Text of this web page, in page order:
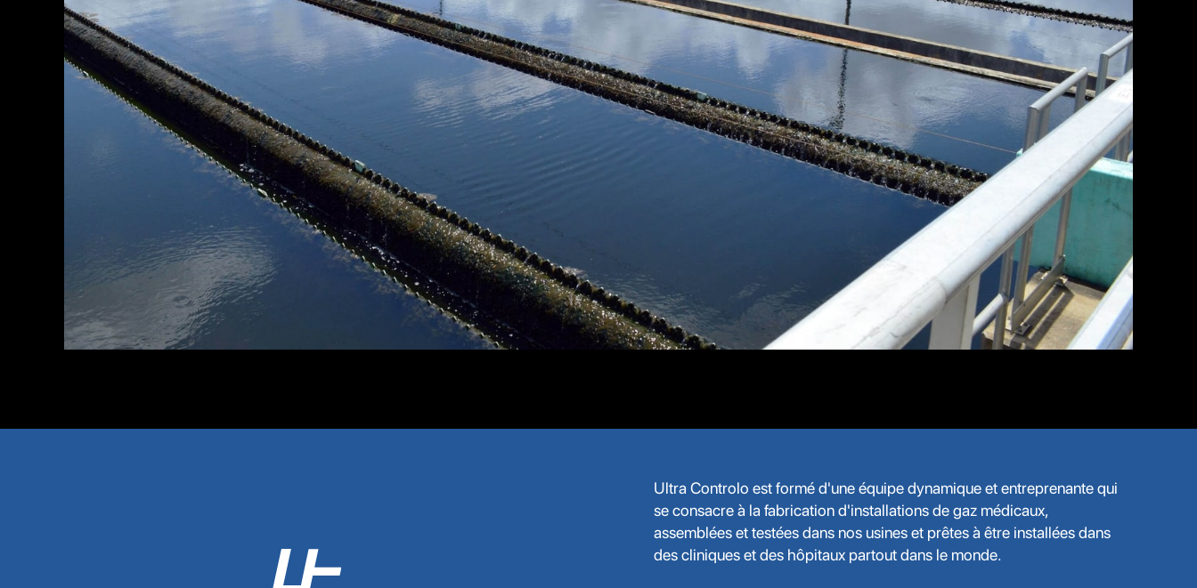
Ultra Controlo est formé d'une équipe dynamique et entreprenante qui
se consacre à la fabrication d'installations de gaz médicaux,
assemblées et testées dans nos usines et prêtes à être installées dans
des cliniques et des hôpitaux partout dans le monde.